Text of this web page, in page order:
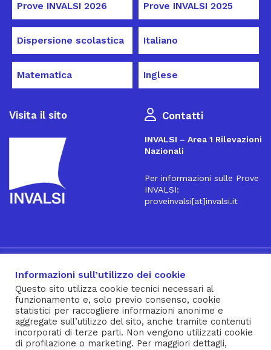
Prove INVALSI 2026 Prove INVALSI 2025
Dispersione scolastica Italiano
Matematica Inglese
Visita il sito Contatti
INVALSI – Area 1 Rilevazioni
Nazionali
Per informazioni sulle Prove
INVALSI:
proveinvalsi[at]invalsi.it
Iscriviti alla Newsletter
® INVALSI – Via Ippolito Nievo, 35 – 00153 ROMA – tel. 06
941851 – fax 06 94185215 – c.f. 92000450582
Privacy Policy– Cookie Policy –Note Legali–Social Media
Informazioni sull’utilizzo dei cookie
Questo sito utilizza cookie tecnici necessari al
funzionamento e, solo previo consenso, cookie
statistici per raccogliere informazioni anonime e
aggregate sull’utilizzo del sito, anche tramite contenuti
incorporati di terze parti. Non vengono utilizzati cookie
di profilazione o marketing. Per maggiori dettagli,